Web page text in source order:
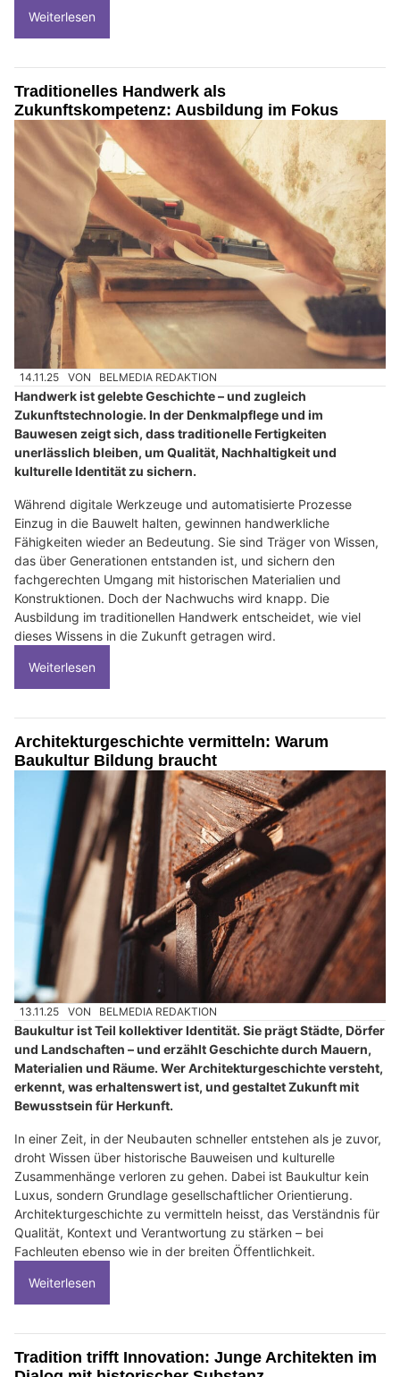
Weiterlesen
Traditionelles Handwerk als
Zukunftskompetenz: Ausbildung im Fokus
14.11.25 VON BELMEDIA REDAKTION
Handwerk ist gelebte Geschichte – und zugleich
Zukunftstechnologie. In der Denkmalpflege und im
Bauwesen zeigt sich, dass traditionelle Fertigkeiten
unerlässlich bleiben, um Qualität, Nachhaltigkeit und
kulturelle Identität zu sichern.
Während digitale Werkzeuge und automatisierte Prozesse
Einzug in die Bauwelt halten, gewinnen handwerkliche
Fähigkeiten wieder an Bedeutung. Sie sind Träger von Wissen,
das über Generationen entstanden ist, und sichern den
fachgerechten Umgang mit historischen Materialien und
Konstruktionen. Doch der Nachwuchs wird knapp. Die
Ausbildung im traditionellen Handwerk entscheidet, wie viel
dieses Wissens in die Zukunft getragen wird.
Weiterlesen
Architekturgeschichte vermitteln: Warum
Baukultur Bildung braucht
13.11.25 VON BELMEDIA REDAKTION
Baukultur ist Teil kollektiver Identität. Sie prägt Städte, Dörfer
und Landschaften – und erzählt Geschichte durch Mauern,
Materialien und Räume. Wer Architekturgeschichte versteht,
erkennt, was erhaltenswert ist, und gestaltet Zukunft mit
Bewusstsein für Herkunft.
In einer Zeit, in der Neubauten schneller entstehen als je zuvor,
droht Wissen über historische Bauweisen und kulturelle
Zusammenhänge verloren zu gehen. Dabei ist Baukultur kein
Luxus, sondern Grundlage gesellschaftlicher Orientierung.
Architekturgeschichte zu vermitteln heisst, das Verständnis für
Qualität, Kontext und Verantwortung zu stärken – bei
Fachleuten ebenso wie in der breiten Öffentlichkeit.
Weiterlesen
Tradition trifft Innovation: Junge Architekten im